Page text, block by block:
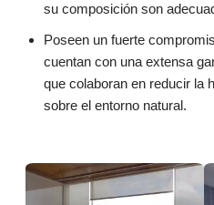
su composición son
Poseen un fuerte
cuentan con una extensa
que colaboran en reducir la
sobre el entorno natural.